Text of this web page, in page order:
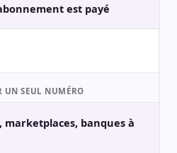
est payé
UN SEUL NUMÉRO
marketplaces, banques à